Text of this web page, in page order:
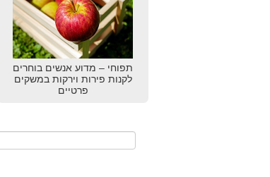
תפוחי – מדוע אנשים בוחרים
לקנות פירות וירקות במשקים
פרטיים